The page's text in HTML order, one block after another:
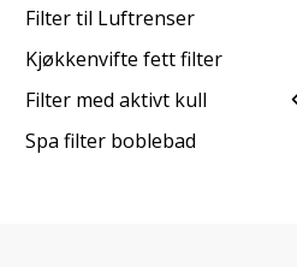
Filter til Luftrenser
Kjøkkenvifte fett filter
Filter med aktivt kull
Spa filter boblebad